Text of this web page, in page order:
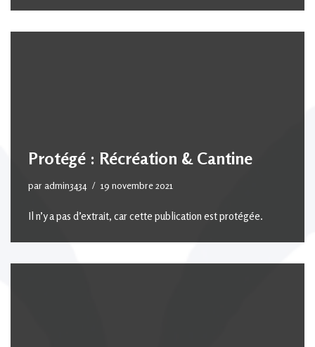
Protégé : Récréation & Cantine
par admin3434 19 novembre 2021
Il n’y a pas d’extrait, car cette publication est protégée.